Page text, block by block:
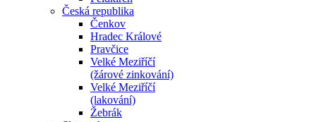
Česká republika
Čenkov
Hradec Králové
Pravčice
Velké Meziříčí
(žárové zinkování)
Velké Meziříčí
(lakování)
Žebrák